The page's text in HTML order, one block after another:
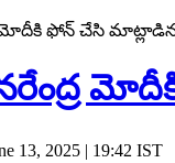
మోదీకి ఫోన్ చేసి
నరేంద్ర
13, 2025 | 19:42 IST